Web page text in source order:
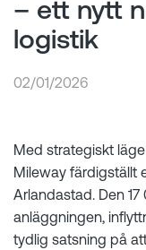
– ett nytt
logistik
02/01/2026
Med strategiskt
Mileway färdigställt
Arlandastad. Den
anläggningen,
tydlig satsning på